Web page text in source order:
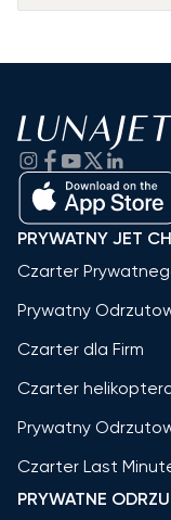
PRYWATNY JET
Czarter
Prywatny
Czarter dla Firm
Czarter
Prywatny
Czarter Last
PRYWATNE